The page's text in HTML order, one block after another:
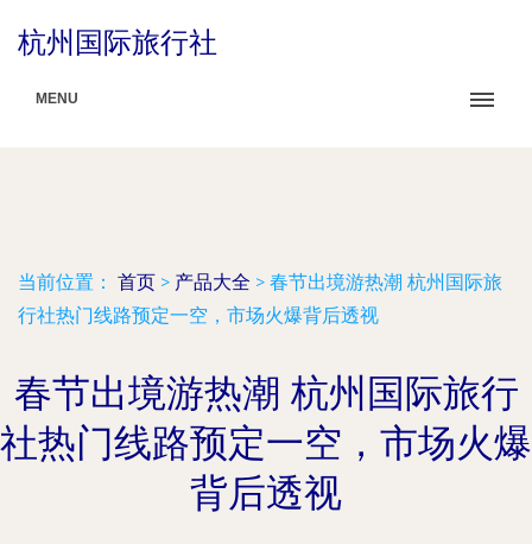
杭州国际旅行社
MENU
当前位置： 首页 > 产品大全 > 春节出境游热潮 杭州国际旅
行社热门线路预定一空，市场火爆背后透视
春节出境游热潮 杭州国际旅行
社热门线路预定一空，市场火爆
背后透视